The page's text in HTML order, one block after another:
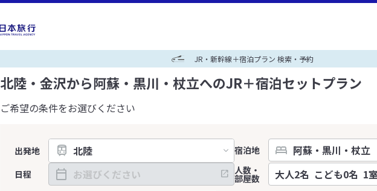
JR・新幹線＋宿泊プラン 検索・予約
北陸・金沢から阿蘇・黒川・杖立へのJR＋宿泊セットプラン
ご希望の条件をお選びください
出発地
宿泊地
日程
人数・
部屋数